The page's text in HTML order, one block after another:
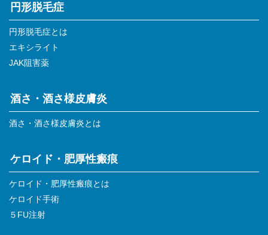
円形脱毛症
円形脱毛症とは
エキシライト
JAK阻害薬
酒さ・酒さ様皮膚炎
酒さ・酒さ様皮膚炎とは
ケロイド・肥厚性瘢痕
ケロイド・肥厚性瘢痕とは
ケロイド手術
５FU注射